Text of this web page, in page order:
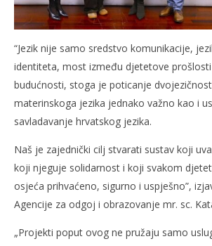
“Jezik nije samo sredstvo komunikacije,
identiteta, most između djetetove
budućnosti, stoga je poticanje
materinskoga jezika jednako važno kao i
savladavanje hrvatskog jezika.
Naš je zajednički cilj stvarati sustav koji
koji njeguje solidarnost i koji svakom
osjeća prihvaćeno, sigurno i uspješno”,
Agencije za odgoj i obrazovanje mr. sc.
„Projekti poput ovog ne pružaju samo